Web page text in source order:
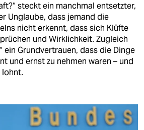
steckt ein manchmal entsetzter,
Unglaube, dass jemand die
nicht erkennt, dass sich Klüfte
und Wirklichkeit. Zugleich
ein Grundvertrauen, dass die Dinge
und ernst zu nehmen waren – und
lohnt.